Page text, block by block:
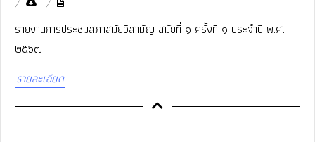
รายงานการประชุมสภาสมัยวิสามัญ สมัยที่ ๑ ครั้งที่ ๑ ประจำปี พ.ศ.
๒๕๖๗
รายละเอียด